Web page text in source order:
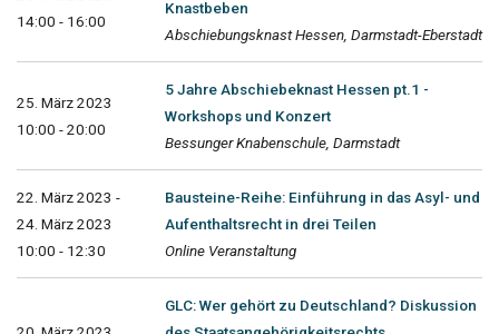
14:00 - 16:00
Knastbeben
Abschiebungsknast Hessen, Darmstadt-Eberstadt
25. März 2023
10:00 - 20:00
5 Jahre Abschiebeknast Hessen pt.1 -
Workshops und Konzert
Bessunger Knabenschule, Darmstadt
22. März 2023 -
24. März 2023
10:00 - 12:30
Bausteine-Reihe: Einführung in das Asyl- und
Aufenthaltsrecht in drei Teilen
Online Veranstaltung
GLC: Wer gehört zu Deutschland? Diskussion